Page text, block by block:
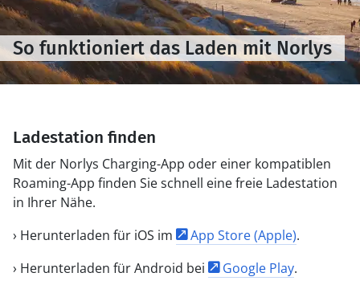
So funktioniert das Laden mit Norlys
Ladestation finden
Mit der Norlys Charging-App oder einer kompatiblen
Roaming-App finden Sie schnell eine freie Ladestation
in Ihrer Nähe.
› Herunterladen für iOS im
App Store (Apple).
› Herunterladen für Android bei
Google Play.